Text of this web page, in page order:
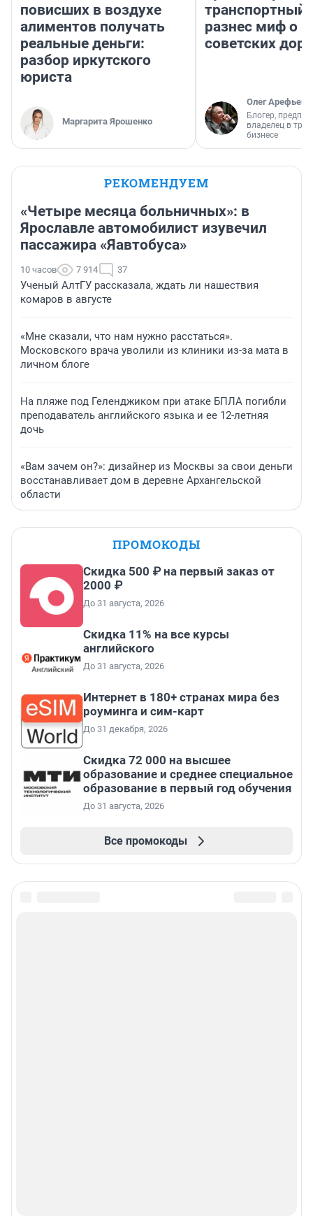
повисших в воздухе
алиментов получать
реальные деньги:
разбор иркутского
юриста
Маргарита Ярошенко
транспортный
разнес миф о
советских
Олег Арефьев
Блогер,
владелец в
бизнесе
РЕКОМЕНДУЕМ
«Четыре месяца больничных»: в
Ярославле автомобилист изувечил
пассажира «Яавтобуса»
10 часов 7 914 37
Ученый АлтГУ рассказала, ждать ли нашествия
комаров в августе
«Мне сказали, что нам нужно расстаться».
Московского врача уволили из клиники из-за мата в
личном блоге
На пляже под Геленджиком при атаке БПЛА погибли
преподаватель английского языка и ее 12-летняя
дочь
«Вам зачем он?»: дизайнер из Москвы за свои деньги
восстанавливает дом в деревне Архангельской
области
ПРОМОКОДЫ
Скидка 500 ₽ на первый заказ от
2000 ₽
До 31 августа, 2026
Скидка 11% на все курсы
английского
До 31 августа, 2026
Интернет в 180+ странах мира без
роуминга и сим-карт
До 31 декабря, 2026
Скидка 72 000 на высшее
образование и среднее специальное
образование в первый год обучения
До 31 августа, 2026
Все промокоды